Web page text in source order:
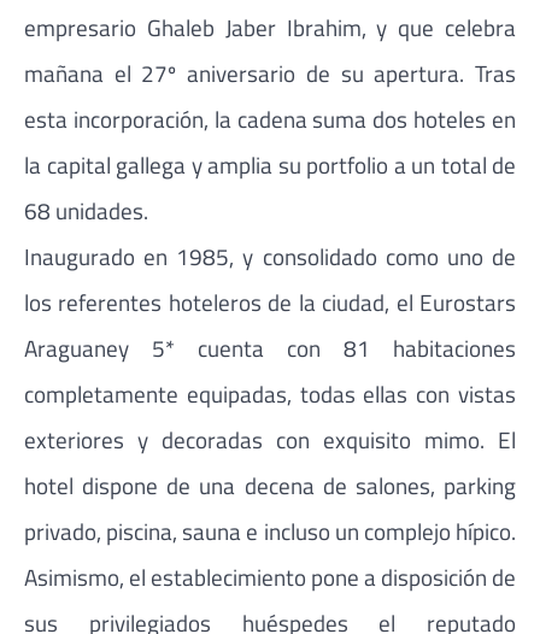
empresario Ghaleb Jaber Ibrahim, y que celebra
mañana el 27º aniversario de su apertura. Tras
esta incorporación, la cadena suma dos hoteles en
la capital gallega y amplia su portfolio a un total de
68 unidades.
Inaugurado en 1985, y consolidado como uno de
los referentes hoteleros de la ciudad, el Eurostars
Araguaney 5* cuenta con 81 habitaciones
completamente equipadas, todas ellas con vistas
exteriores y decoradas con exquisito mimo. El
hotel dispone de una decena de salones, parking
privado, piscina, sauna e incluso un complejo hípico.
Asimismo, el establecimiento pone a disposición de
sus privilegiados huéspedes el reputado